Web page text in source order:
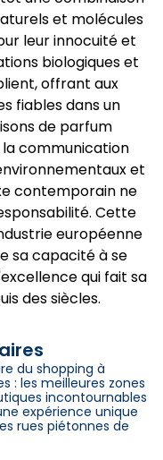
et molécules
leur innocuité et
biologiques et
offrant aux
fiables dans un
de parfum
communication
et
contemporain ne
Cette
européenne
sa capacité à se
qui fait sa
des siècles.
du shopping à
: les meilleures zones
incontournables
expérience unique
rues piétonnes de